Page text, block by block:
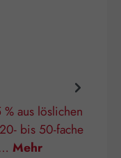
aus löslichen
bis 50-fache
Mehr